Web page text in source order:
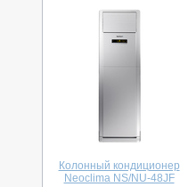
Колонный кондиционер
Neoclima NS/NU-48JF